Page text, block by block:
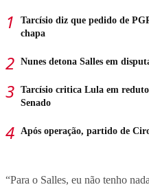
Tarcísio diz que pedido de
chapa
Nunes detona Salles em
Tarcísio critica Lula em
Senado
Após operação, partido de
“Para o Salles, eu não tenho